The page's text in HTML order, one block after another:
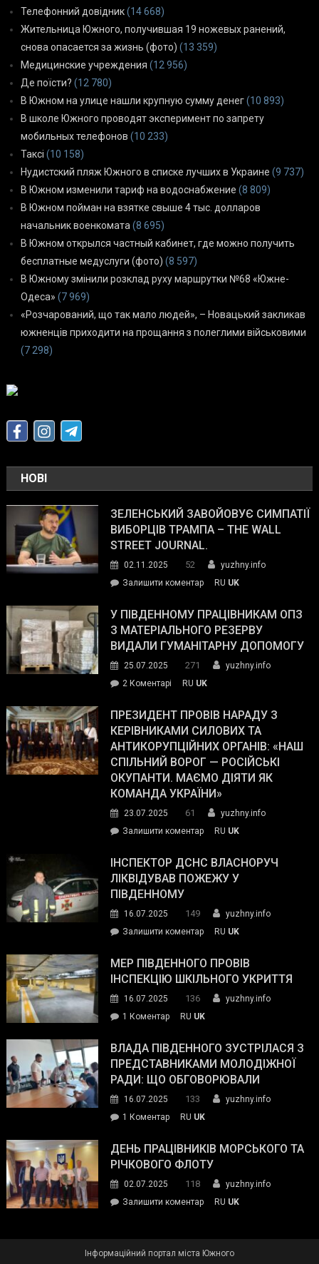
Телефонний довідник(14 668)
Жительница Южного, получившая 19 ножевых ранений,
снова опасается за жизнь (фото) (13 359)
Медицинские учреждения (12 956)
Де поїсти? (12 780)
В Южном на улице нашли крупную сумму денег(10 893)
В школе Южного проводят эксперимент по запрету
мобильных телефонов (10 233)
Таксі (10 158)
Нудистский пляж Южного в списке лучших в Украине (9 737)
В Южном изменили тариф на водоснабжение (8 809)
В Южном пойман на взятке свыше 4 тыс. долларов
начальник военкомата (8 695)
В Южном открылся частный кабинет, где можно получить
бесплатные медуслуги (фото) (8 597)
В Южному змінили розклад руху маршрутки №68 «Южне-
Одеса» (7 969)
«Розчарований, що так мало людей», – Новацький закликав
южненців приходити на прощання з полеглими військовими
(7 298)
НОВІ
ЗЕЛЕНСЬКИЙ ЗАВОЙОВУЄ СИМПАТІЇ
ВИБОРЦІВ ТРАМПА – THE WALL
STREET JOURNAL.
02.11.2025 52
yuzhny.info
Залишити коментарon
завойовує
симпатії
виборців
The
Street
Journal.
RU UK
У ПІВДЕННОМУ ПРАЦІВНИКАМ ОПЗ
З МАТЕРІАЛЬНОГО РЕЗЕРВУ
ВИДАЛИ ГУМАНІТАРНУ ДОПОМОГУ
25.07.2025 271
yuzhny.info
2 Коментарі
Південному
працівникам
ОПЗ
з
матеріального
резерву
гуманітарну
допомогу
RU UK
ПРЕЗИДЕНТ ПРОВІВ НАРАДУ З
КЕРІВНИКАМИ СИЛОВИХ ТА
АНТИКОРУПЦІЙНИХ ОРГАНІВ: «НАШ
СПІЛЬНИЙ ВОРОГ — РОСІЙСЬКІ
ОКУПАНТИ. МАЄМО ДІЯТИ ЯК
КОМАНДА УКРАЇНИ»
23.07.2025 61
yuzhny.info
Залишити коментарon
провів
нараду
силових
та
органів:
«Наш
спільний
окупанти.
Маємо
діяти
команда
RU UK
ІНСПЕКТОР ДСНС ВЛАСНОРУЧ
ЛІКВІДУВАВ ПОЖЕЖУ У
ПІВДЕННОМУ
16.07.2025 149
yuzhny.info
Залишити коментарon
ДСНС
власноруч
пожежу
у
RU UK
МЕР ПІВДЕННОГО ПРОВІВ
ІНСПЕКЦІЮ ШКІЛЬНОГО УКРИТТЯ
16.07.2025 136
yuzhny.info
1 Коментардо
Південного
провів
інспекцію
укриття
RU UK
ВЛАДА ПІВДЕННОГО ЗУСТРІЛАСЯ З
ПРЕДСТАВНИКАМИ МОЛОДІЖНОЇ
РАДИ: ЩО ОБГОВОРЮВАЛИ
16.07.2025 133
yuzhny.info
1 Коментардо
Південного
зустрілася
представниками
молодіжної
обговорювали
RU UK
ДЕНЬ ПРАЦІВНИКІВ МОРСЬКОГО ТА
РІЧКОВОГО ФЛОТУ
02.07.2025 118
yuzhny.info
Залишити коментарon
RU UK
Інформаційний портал міста Южного